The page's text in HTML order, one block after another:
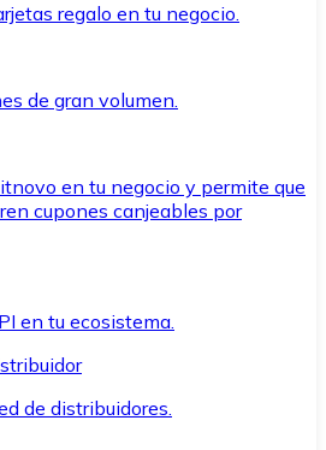
regalo en tu negocio.
de gran volumen.
en tu negocio y permite que
cupones canjeables por
en tu ecosistema.
de distribuidores.